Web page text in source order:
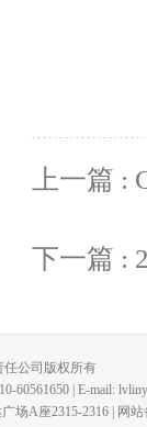
上一篇
下一篇 :
任公司版权所有
60561650 | E-mail:
场A座2315-2316 | 网